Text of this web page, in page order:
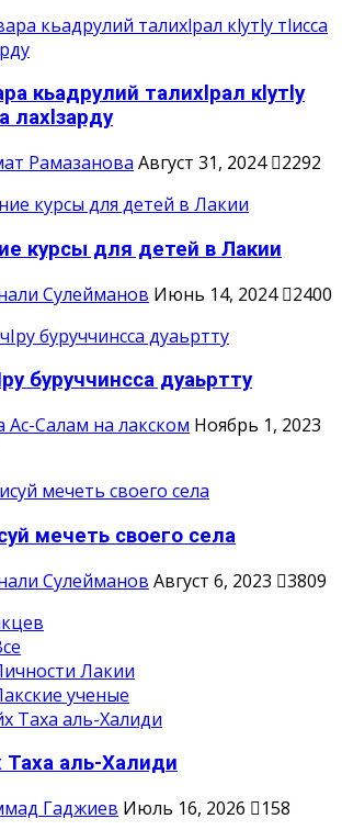
кьадрулий талихlрал кlутlу
лахlзарду
Рамазанова Август 31, 2024 2292
курсы для детей в Лакии
Сулейманов Июнь 14, 2024 2400
буруччинсса дуаьртту
Ас-Салам на лакском Ноябрь 1, 2023
мечеть своего села
Сулейманов Август 6, 2023
3809
Лакии
ученые
аль-Халиди
Гаджиев Июль 16, 2026 158